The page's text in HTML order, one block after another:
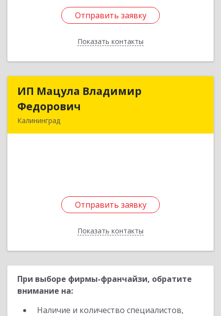
Отправить заявку
Показать контакты
Отправить заявку
Назад
ИП Мацула Владимир
Федорович
Калининград
Отправить заявку
Показать контакты
ИП Мацула Владимир
Отправить заявку
Назад
При выборе фирмы-франчайзи, обратите
внимание на:
Наличие и количество специалистов,